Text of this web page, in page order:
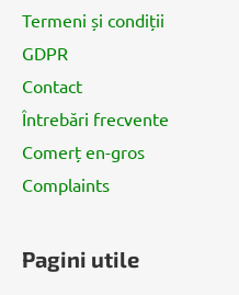
Termeni și condiții
GDPR
Contact
Întrebări frecvente
Comerț en-gros
Complaints
Pagini utile